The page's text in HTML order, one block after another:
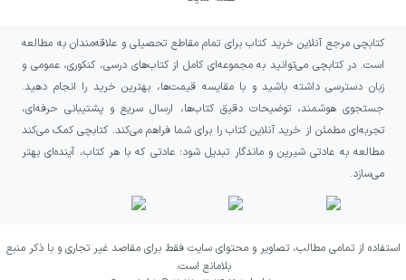
اگر به داستان‌های فانتزی نوجوانانه با قهرمانی
باهوش، ماجراهای خطرناک و برخورد میان دنیای
انسان‌ها و موجودات خیال‌انگیز علاقه دارید،
آرتمیس فاول و ماجرای شمال می‌تواند انتخاب
مناسبی برای شما باشد. این کتاب برای خوانندگانی
جذاب است که از نقشه‌های پیچیده، دشمنان
قدرتمند، تعقیب‌وگریز و تصمیم‌های دشوار لذت
رابطه‌ای عاطفی میان یک نوجوان و پدرش را
کتابچی مرجع آنلاین خرید کتاب برای تمام مقاطع تحصیلی و علاقه‌مندان به مطالعه
است. در کتابچی می‌توانید به مجموعه‌ای کامل از کتاب‌های درسی، کنکوری، عمومی و
زبان دسترسی داشته باشید و با مقایسه قیمت‌ها، بهترین خرید را انجام دهید.
جستجوی هوشمند، توضیحات دقیق کتاب‌ها، ارسال سریع و پشتیبانی حرفه‌ای،
تجربه‌ای مطمئن از خرید آنلاین کتاب را برای شما فراهم می‌کند. کتابچی کمک می‌کند
مطالعه به عادتی شیرین و ماندگار تبدیل شود؛ عادتی که با هر کتاب، آینده‌ای بهتر
می‌سازد.
استفاده از تمامی مطالب، تصاویر و محتوای سایت فقط برای مقاصد غیر تجاری و با ذکر منبع
بلامانع است.